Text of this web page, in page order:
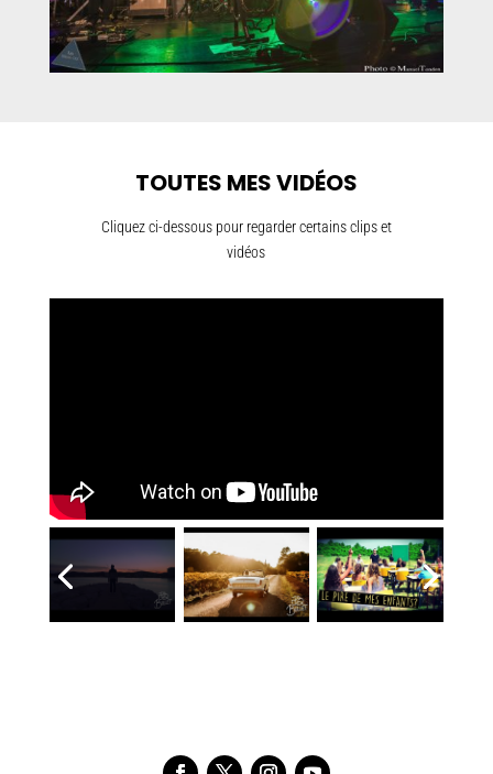
TOUTES MES VIDÉOS
Cliquez ci-dessous pour regarder certains clips et
vidéos